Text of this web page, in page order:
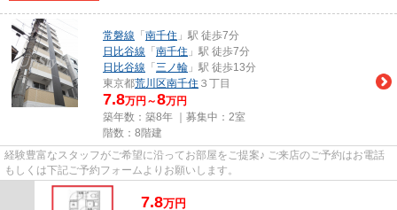
常磐線 「 南千住 」駅 徒歩7分
日比谷線 「 南千住 」駅 徒歩7分
日比谷線 「 三ノ輪 」駅 徒歩13分
東京都荒川区南千住 ３丁目
7.8万円～8万円
築年数：築8年 ｜募集中： 2室
階数：8階建
経験豊富なスタッフがご希望に沿ってお部屋をご提案♪ ご来店のご予約はお電話
もしくは下記ご予約フォームよりお願いします。
7.8万円